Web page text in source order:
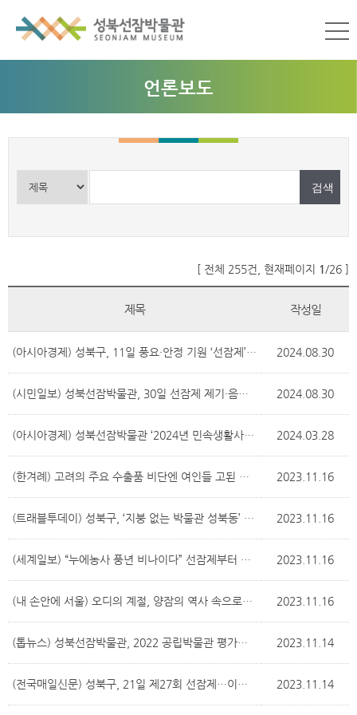
언론보도
[ 전체 255건, 현재페이지 1/26 ]
제목 작성일
(아시아경제) 성북구, 11일 풍요·안정 기원 ‘선잠제’ 개최 2024.08.30
(시민일보) 성북선잠박물관, 30일 선잠제 제기·음식展 개막 2024.08.30
(아시아경제) 성북선잠박물관 ‘2024년 민속생활사박물관협력망 공모' 사업 선정 2024.03.28
(한겨례) 고려의 주요 수출품 비단엔 여인들 고된 삶 ‘올올이’ 2023.11.16
(트래블투데이) 성북구, ‘지붕 없는 박물관 성북동’ 일대에서 ‘2023 성북동문화재야행 개최’ 2023.11.16
(세계일보) “누에농사 풍년 비나이다” 선잠제부터 형형색색 비단옷까지… 옛 왕실 衣 문화 엿보다 [밀착취재] 2023.11.16
(내 손안에 서울) 오디의 계절, 양잠의 역사 속으로…성북선잠박물관 2023.11.16
(톱뉴스) 성북선잠박물관, 2022 공립박물관 평가인증 '우수' 2023.11.14
(전국매일신문) 성북구, 21일 제27회 선잠제…이승로 구청장 초헌관 맡아 2023.11.14